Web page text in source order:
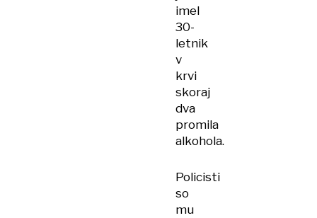
imel
30-
letnik
v
krvi
skoraj
dva
promila
alkohola.
Policisti
so
mu